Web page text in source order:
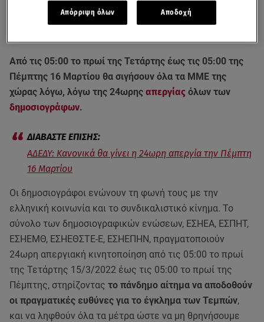
Από τις 05:00 το πρωί της Τετάρτης έως τις 05:00 της
Πέμπτης 16 Μαρτίου θα σιγήσουν όλα τα ΜΜΕ της
χώρας λόγω, λόγω της 24ωρης απεργίας όλων των
δημοσιογράφων.
ΑΔΕΔΥ: Κανονικά θα γίνει η 24ωρη απεργία την Πέμπτη
16 Μαρτίου
Οι δημοσιογράφοι ενώνουν τη φωνή τους με την
ελληνική κοινωνία και το συνδικαλιστικό κίνημα. Το
σύνολο των δημοσιογραφικών ενώσεων, ΕΣΗΕΑ, ΕΣΠΗΤ,
ΕΣΗΕΜΘ, ΕΣΗΕΘΣΤΕ-Ε, ΕΣΗΕΠΗΝ, πραγματοποιούν
24ωρη απεργιακή κινητοποίηση από τις 05:00 το πρωί
της Τετάρτης 15/3/2022 έως τις 05:00 το πρωί της
Πέμπτης, στηρίζοντας το πάνδημο αίτημα να αποδοθούν
οι πραγματικές ευθύνες για το έγκλημα των Τεμπών,
και να ληφθούν όλα τα μέτρα ώστε να μη θρηνήσουμε
Απόρριψη όλων Αποδοχή